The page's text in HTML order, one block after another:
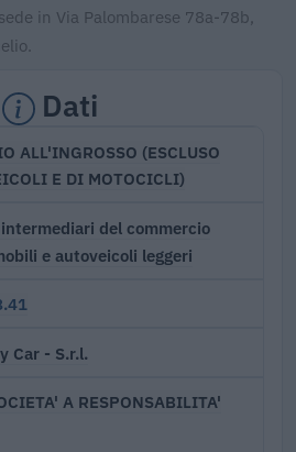
in Via Palombarese 78a-78b,
Dati
ALL'INGROSSO (ESCLUSO
E DI MOTOCICLI)
del commercio
e autoveicoli leggeri
Car - S.r.l.
A RESPONSABILITA'